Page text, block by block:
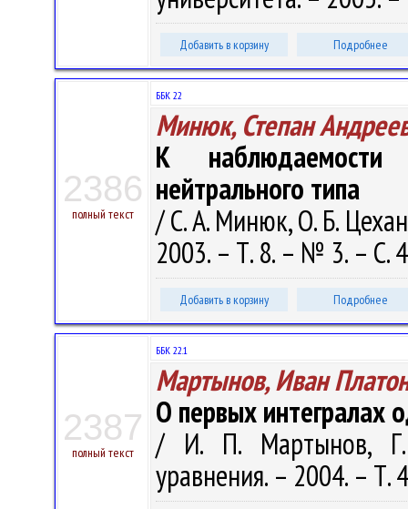
Добавить в корзину Подробнее
2386
полный текст
ББК 22
Минюк, Степан
К наблюдаемости
нейтрального типа
/ С. А. Минюк, О. Б.
2003. – Т. 8. – № 3. – С.
Добавить в корзину Подробнее
2387
полный текст
ББК 22.1
Мартынов, Иван
О первых интегралах
/ И. П. Мартынов,
уравнения. – 2004. –